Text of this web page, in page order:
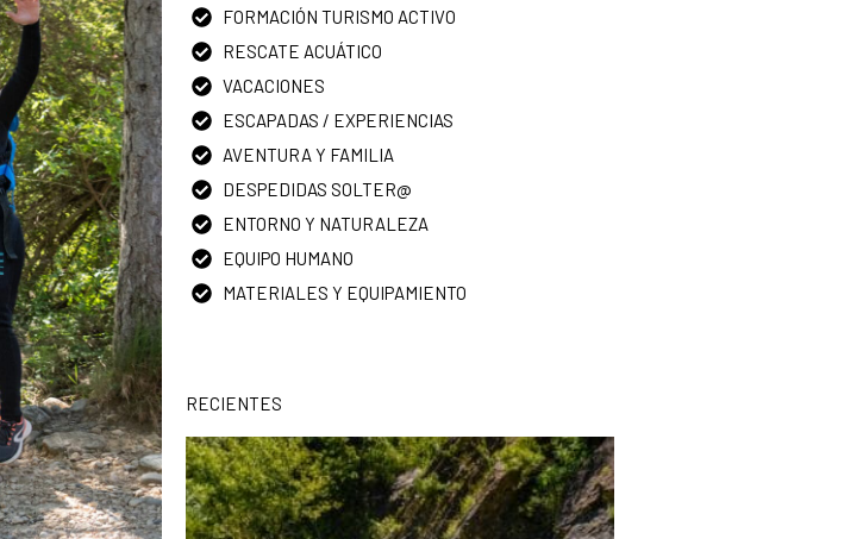
FORMACIÓN TURISMO ACTIVO
RESCATE ACUÁTICO
VACACIONES
ESCAPADAS / EXPERIENCIAS
AVENTURA Y FAMILIA
DESPEDIDAS SOLTER@
ENTORNO Y NATURALEZA
EQUIPO HUMANO
MATERIALES Y EQUIPAMIENTO
RECIENTES